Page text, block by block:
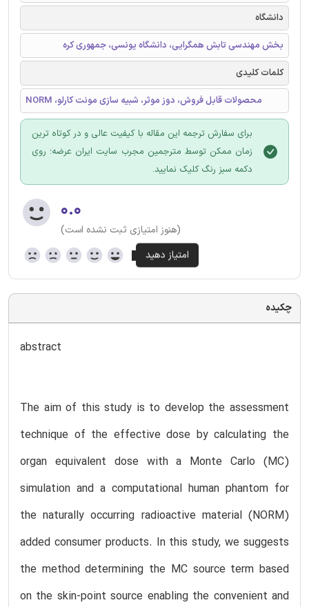
دانشگاه
بخش مهندسی تابش همگرایی، دانشگاه یونسی، جمهوری کره
کلمات کلیدی
NORM ،محصولات قابل فروش، دوز موثر، شبیه سازی مونت کارلو
برای سفارش ترجمه این مقاله با کیفیت عالی و در کوتاه ترین
زمان ممکن توسط مترجمین مجرب سایت ایران عرضه؛ روی
دکمه سبز رنگ کلیک نمایید.
۰.۰
(هنوز امتیازی ثبت نشده است)
چکیده
abstract
The aim of this study is to develop the assessment
technique of the effective dose by calculating the
organ equivalent dose with a Monte Carlo (MC)
simulation and a computational human phantom for
the naturally occurring radioactive material (NORM)
added consumer products. In this study, we suggests
the method determining the MC source term based
on the skin-point source enabling the convenient and